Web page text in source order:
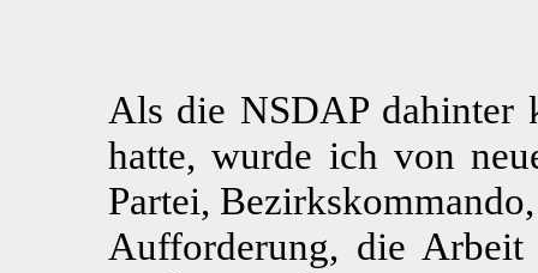
Als die NSDAP dahinter
hatte, wurde ich von
Partei,
Aufforderung, die